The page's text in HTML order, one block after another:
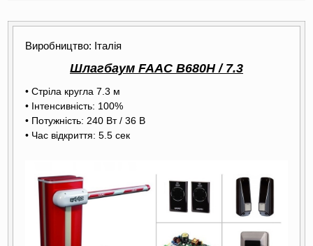
Виробництво: Італія
Шлагбаум FAAC B680H / 7.3
• Стріла кругла 7.3 м
• Інтенсивність: 100%
• Потужність: 240 Вт / 36 В
• Час відкриття: 5.5 сек